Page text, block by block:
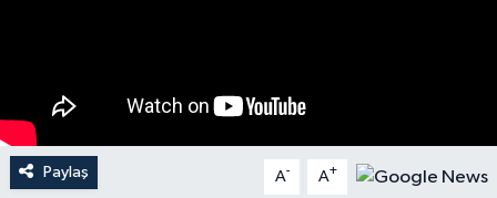
Paylaş A- A+
Resmi İlan
Sağlık